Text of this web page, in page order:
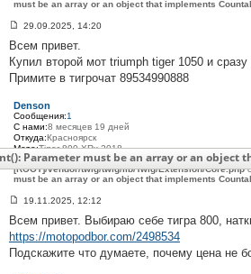
2
must be an array or an object that implements
о
б
щ
и
е
#
3
3
29.09.2025, 14:20
Всем привет.
Купил второй мот triumph tiger 1050 и
Примите в тигрочат 89534990888
Denson
Сообщения:1
С нами:8 месяцев 19 дней
Откуда:Красноярск
Мото:Tiger 800 XRx 2018
[phpBB Debug] PHP Warning: in file
[ROOT]/vendor/twig/twig/lib/Twig/Extension/Core.php
must be an array or an object that implements
Parameter must be an array or an object
о
б
щ
е
19.11.2025, 12:12
Всем привет. Выбираю себе тигра 800,
https://motopodbor.com/2498534
Подскажите что думаете, почему цена не